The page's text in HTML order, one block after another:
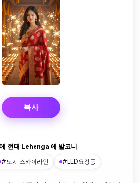
복사
현대 Lehenga 에 발코니
#도시 스카이라인 #LED요정등